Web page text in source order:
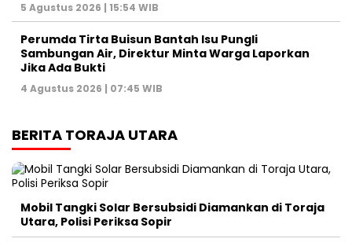
5 Agustus 2026 | 15:54 WIB
Perumda Tirta Buisun Bantah Isu Pungli
Sambungan Air, Direktur Minta Warga Laporkan
Jika Ada Bukti
4 Agustus 2026 | 07:45 WIB
BERITA TORAJA UTARA
Mobil Tangki Solar Bersubsidi Diamankan di Toraja
Utara, Polisi Periksa Sopir